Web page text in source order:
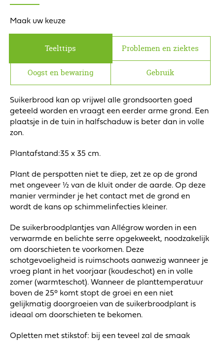
Maak uw keuze
Teelttips Problemen en ziektes
Oogst en bewaring Gebruik
Suikerbrood kan op vrijwel alle grondsoorten goed
geteeld worden en vraagt een eerder arme grond. Een
plaatsje in de tuin in halfschaduw is beter dan in volle
zon.
Plantafstand:35 x 35 cm.
Plant de perspotten niet te diep, zet ze op de grond
met ongeveer ½ van de kluit onder de aarde. Op deze
manier verminder je het contact met de grond en
wordt de kans op schimmelinfecties kleiner.
De suikerbroodplantjes van Allégrow worden in een
verwarmde en belichte serre opgekweekt, noodzakelijk
om doorschieten te voorkomen. Deze
schotgevoeligheid is ruimschoots aanwezig wanneer je
vroeg plant in het voorjaar (koudeschot) en in volle
zomer (warmteschot). Wanneer de planttemperatuur
boven de 25° komt stopt de groei en een niet
gelijkmatig doorgroeien van de suikerbroodplant is
ideaal om doorschieten te bekomen.
Opletten met stikstof: bij een teveel zal de smaak